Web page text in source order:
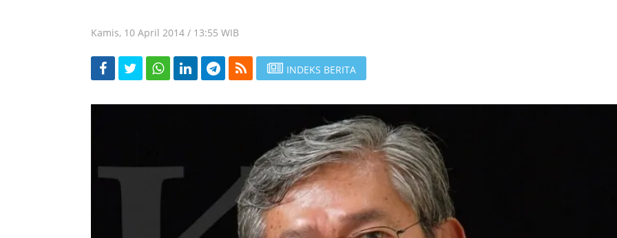
Kamis, 10 April 2014 / 13:55 WIB
INDEKS BERITA